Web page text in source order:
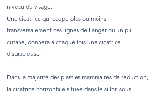
niveau du visage.
Une cicatrice qui coupe plus ou moins
transversalement ces lignes de Langer ou un pli
cutané, donnera à chaque fois une cicatrice
disgracieuse.
Dans la majorité des plasties mammaires de réduction,
la cicatrice horizontale située dans le sillon sous